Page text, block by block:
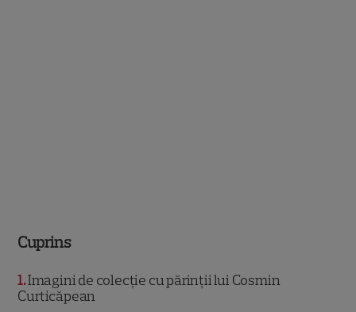
Cuprins
1 Imagini de colecție cu părinții lui Cosmin
Curticăpean